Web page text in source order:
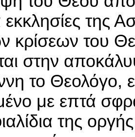
εκκλησίες της
κρίσεων του
στην
το Θεολόγο,
με επτά
της